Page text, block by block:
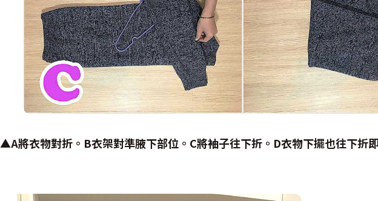
▲A將衣物對折。B衣架對準腋下部位。C將袖子往下折。D衣物下擺也往下折